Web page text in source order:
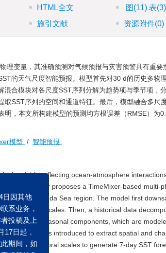
HTML全文 图 (11) 表(3)
施引文献 资源附件(0)
理变量，其准确预测对气候预报与灾害预警具有重
的天气尺度智能预报。模型首先对30 d的历史多物
混合模块对各尺度SST序列分解为趋势项与季节项，
取SST序列的空间和通道特征。最后，模型融合多尺
，本文所构建模型的预测均方根误差（RMSE）为
模型 / 智能预报
variable reflecting ocean-atmosphere
This paper proposes a TimeMixer-based multi-
in the Banda Sea region. The model first
temporal scales. Then, a historical data
trend and seasonal components, which are
block is introduced to extract spatial and
multiple temporal scales to generate 7-day SST
至14日因其他
各种联系业务，
作者投稿及上
。8月17日起，